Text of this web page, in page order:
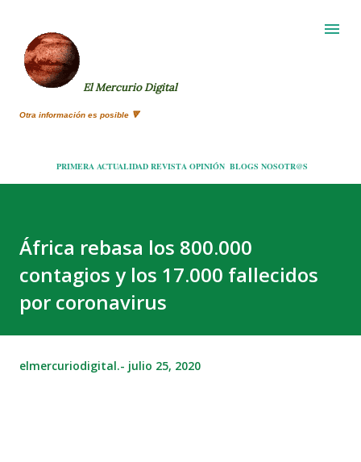
El Mercurio Digital
Otra información es posible 🔻
PRIMERA ACTUALIDAD REVISTA OPINIÓN BLOGS NOSOTR@S
África rebasa los 800.000
contagios y los 17.000 fallecidos
por coronavirus
elmercuriodigital.- julio 25, 2020